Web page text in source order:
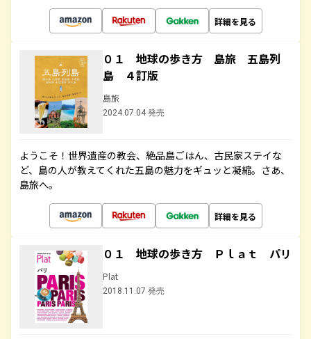
詳細を見る
０１ 地球の歩き方 島旅 五島列
島 ４訂版
島旅
2024.07.04 発売
ようこそ！世界遺産の教会、絶品島ごはん、古民家ステイな
ど、島の人が教えてくれた五島の魅力をギュッと凝縮。さあ、
島旅へ。
詳細を見る
０１ 地球の歩き方 Ｐｌａｔ パリ
Plat
2018.11.07 発売